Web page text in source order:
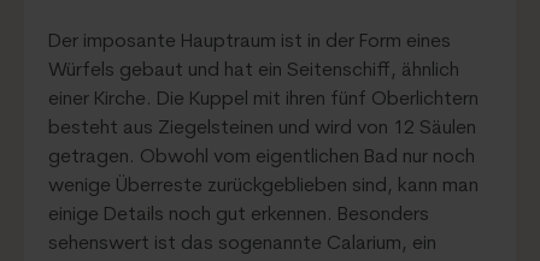
Der imposante Hauptraum ist in der Form eines
Würfels gebaut und hat ein Seitenschiff, ähnlich
einer Kirche. Die Kuppel mit ihren fünf Oberlichtern
besteht aus Ziegelsteinen und wird von 12 Säulen
getragen. Obwohl vom eigentlichen Bad nur noch
wenige Überreste zurückgeblieben sind, kann man
einige Details noch gut erkennen. Besonders
sehenswert ist das sogenannte Calarium, ein